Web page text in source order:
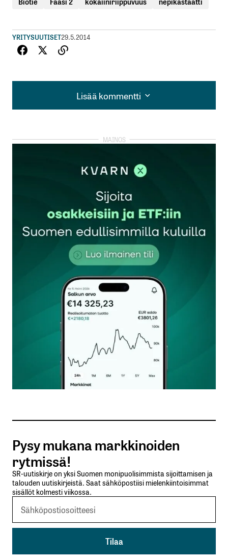
YRITYSUUTISET29.5.2014
Lisää kommentti
Lisää kommentti
kirjautua
rekisteröityä
Sähköpostiosoitettasi ei julkaista.Pakolliset
kentät on merkitty*
Kommentti*
Nimesi tai nimimerkkisi
Sähköpostiosoitteesi
Tilaa SalkunRakentajan uutiskirje
Lähetä kommentti
Pysy mukana markkinoiden
rytmissä!
SR-uutiskirje on yksi Suomen monipuolisimmista sijoittamisen ja
talouden uutiskirjeistä. Saat sähköpostiisi mielenkiintoisimmat
sisällöt kolmesti viikossa.